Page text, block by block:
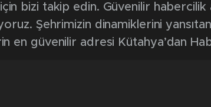
bizi takip edin. Güvenilir habercilik
Şehrimizin dinamiklerini
en güvenilir adresi Kütahya’dan